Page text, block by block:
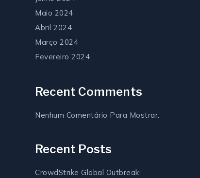
Maio 2024
Abril 2024
Março 2024
Fevereiro 2024
Recent Comments
Nenhum Comentário Para Mostrar.
Recent Posts
CrowdStrike Global Outbreak: